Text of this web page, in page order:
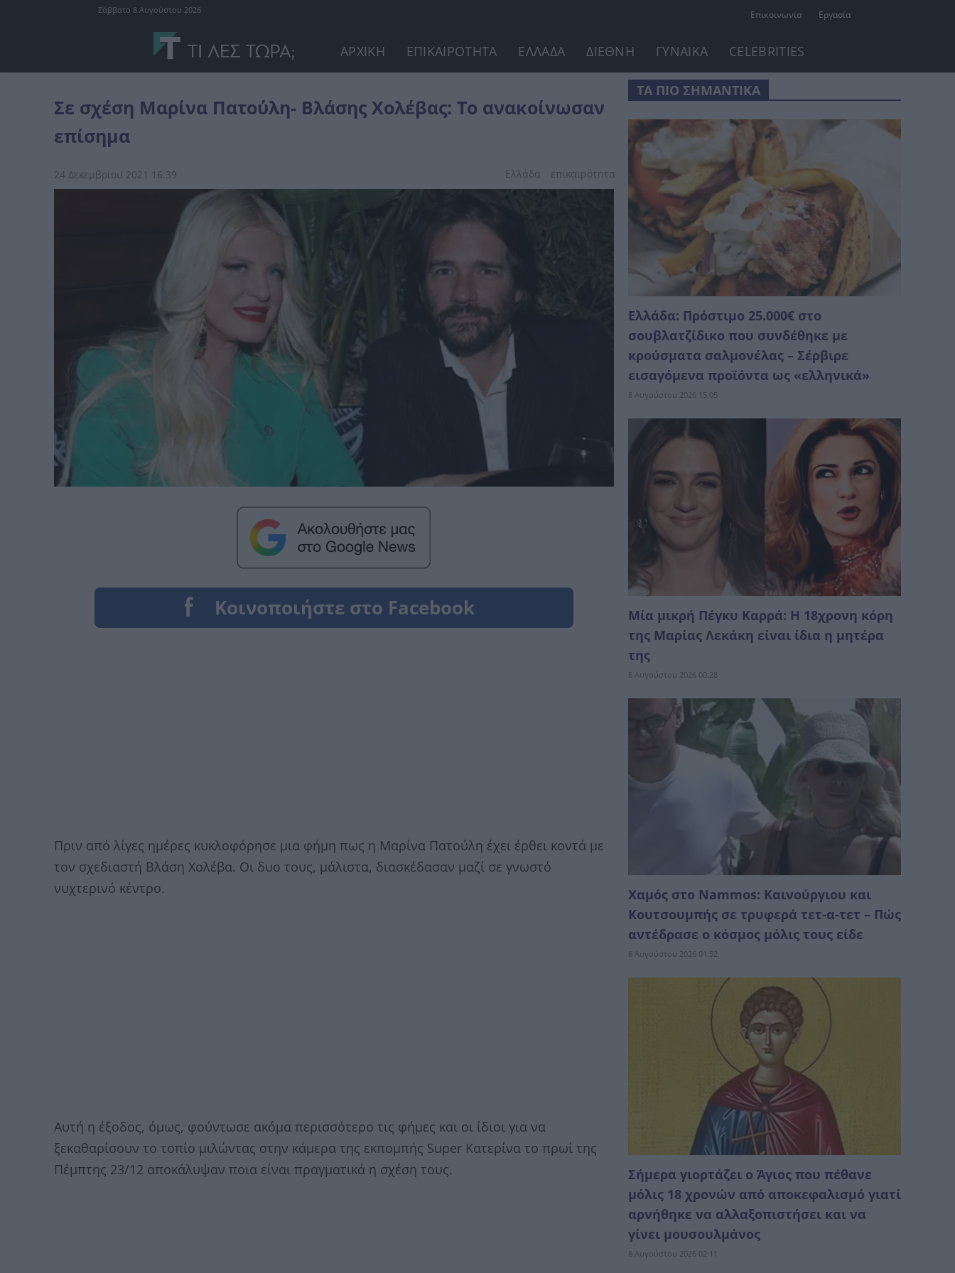
Επικοινωνία Εργασία
Σάββατο 8 Αυγούστου 2026
ΑΡΧΙΚΗ ΕΠΙΚΑΙΡΟΤΗΤΑ ΕΛΛΑΔΑ ΔΙΕΘΝΗ ΓΥΝΑΙΚΑ CELEBRITIES
Σε σχέση Μαρίνα Πατούλη- Βλάσης Χολέβας: Το ανακοίνωσαν
επίσημα
24 Δεκεμβρίου 2021 16:39 Ελλάδα επικαιpότnτα
Πριν από λίγες ημέρες κυκλοφόρησε μια φήμη πως η Μαρίνα Πατούλη έχει έρθει κοντά με
τον σχεδιαστή Βλάση Χολέβα. Οι δυο τους, μάλιστα, διασκέδασαν μαζί σε γνωστό
νυχτερινό κέντρο.
Αυτή η έξοδος, όμως, φούντωσε ακόμα περισσότερο τις φήμες και οι ίδιοι για να
ξεκαθαρίσουν το τοπίο μιλώντας στην κάμερα της εκπομπής Super Κατερίνα το πρωί της
Πέμπτης 23/12 αποκάλυψαν ποια είναι πραγματικά η σχέση τους.
ΤΑ ΠΙΟ ΣΗΜΑΝΤΙΚΑ
Ελλάδα: Πρόστιμο 25.000€ στο
σουβλατζίδικο που συνδέθηκε με
κρούσματα σαλμονέλας – Σέρβιρε
εισαγόμενα προϊόντα ως «ελληνικά»
8 Αυγούστου 2026 15:05
Μία μικρή Πέγκυ Καρρά: Η 18χρονη κόρη
της Μαρίας Λεκάκη είναι ίδια η μητέρα
της
8 Αυγούστου 2026 00:28
Χαμός στο Nammos: Καινούργιου και
Κουτσουμπής σε τρυφερά τετ-α-τετ – Πώς
αντέδρασε ο κόσμος μόλις τους είδε
8 Αυγούστου 2026 01:52
Σήμερα γιορτάζει ο Άγιος που πέθανε
μόλις 18 χρονών από αποκεφαλισμό γιατί
αρνήθηκε να αλλαξοπιστήσει και να
γίνει μουσουλμάνος
8 Αυγούστου 2026 02:11